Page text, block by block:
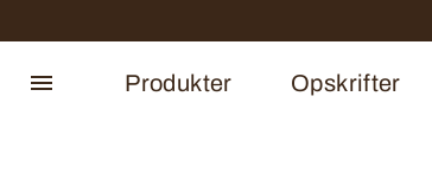
Produkter Opskrifter